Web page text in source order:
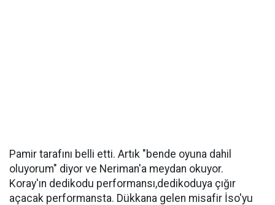
Pamir tarafını belli etti. Artık "bende oyuna dahil
oluyorum" diyor ve Neriman'a meydan okuyor.
Koray'ın dedikodu performansı,dedikoduya çığır
açacak performansta. Dükkana gelen misafir İso'yu